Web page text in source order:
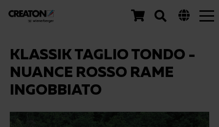
KLASSIK TAGLIO TONDO -
NUANCE ROSSO RAME
INGOBBIATO